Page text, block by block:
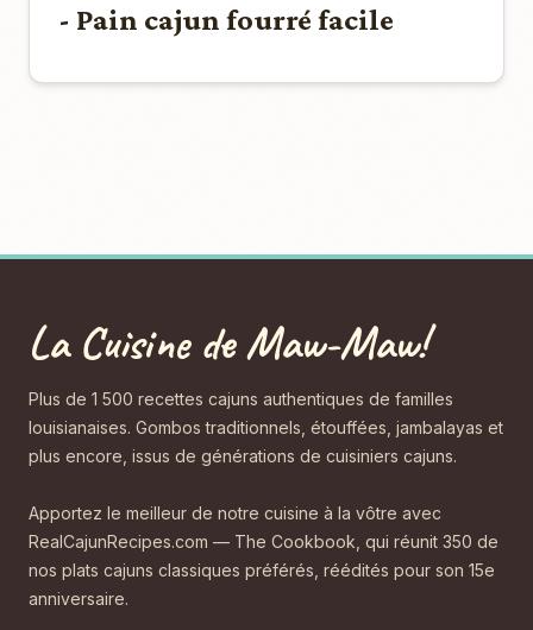
- Pain cajun fourré facile
La Cuisine de Maw-Maw!
Plus de 1 500 recettes cajuns authentiques de familles
louisianaises. Gombos traditionnels, étouffées, jambalayas et
plus encore, issus de générations de cuisiniers cajuns.
Apportez le meilleur de notre cuisine à la vôtre avec
RealCajunRecipes.com — The Cookbook, qui réunit 350 de
nos plats cajuns classiques préférés, réédités pour son 15e
anniversaire.